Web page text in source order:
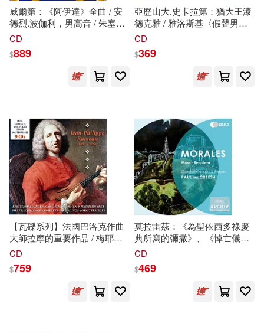
硬梨菜(18) 謝鑫(18)
新小牛頓‧少年牛頓 ‧牛頓教科書編
輯群(17)
東野圭吾(17) 楊楊(17)
楊鵬(17) 浙江省博物館(17)
王培(17) （法）拉封丹(17)
武漢大學出版社(126)
上海交通大學出版社(125)
九州出版社(123)
光明日報出版社(123)
ツインクル(122)
哈爾濱工業大學出版社(122)
生活‧讀書‧新知三聯書店(122)
威爾第：《阿伊達》全曲 / 安
德烈.波伽利，男高音 / 朱塞皮
尼，低男中音 / 西梅歐尼，次
高音 / 卡洛姆巴拉，男低音 / 麥
斯特里，男中音 / 卡查拉娃，
女高音 / 璜.荷西.德萊昂，男高
(Verdi : Aida / Andre Bocelli,
Zubin Mehta (2CD))
CD
$889
亞歷山大.史卡拉第：猶大王漆
德克雅 / 雅洛斯基〈假聲男高
音〉維爾日妮.波雄〈女高音〉
〈男高音〉 藍斯涅〈指揮〉古
樂講堂 (2CD)(Scarlatti:
Sedecia, re di Gerusalemme /
(2CD))
CD
$369
【瓦礫系列】法國巴洛克作曲
大師拉摩的重要作品 / 梅耶、
蓋達、蘇才、布朗潔、羅斯包
Recordings, Complete
Recordings & Masterpieces /
Various (10CD))
CD
$759
莫拉雷茲：《為聖依西多祿慶
典所寫的彌撒》、《悼亡儀
式：序經》、《亡者彌撒》/ 洛
(Morales : Mass "Mille
Regretz: / Requiem, Gabrieli
Consort & Players / Paul
CD
$469